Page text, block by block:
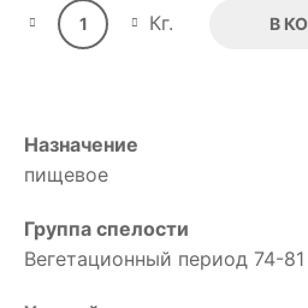
Quantity Кг. В
Назначение
пищевое
Группа спелости
Вегетационный период 74-81